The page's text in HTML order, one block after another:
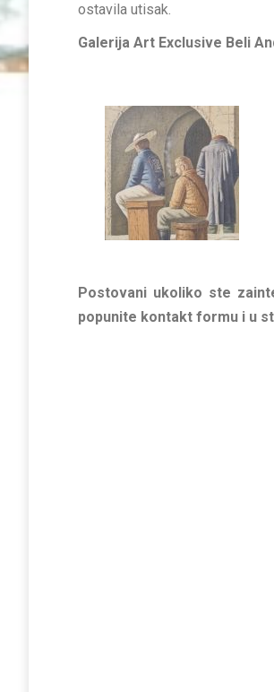
ostavila utisak.
Galerija Art Exclusive Beli
Postovani ukoliko ste
popunite kontakt formu i u